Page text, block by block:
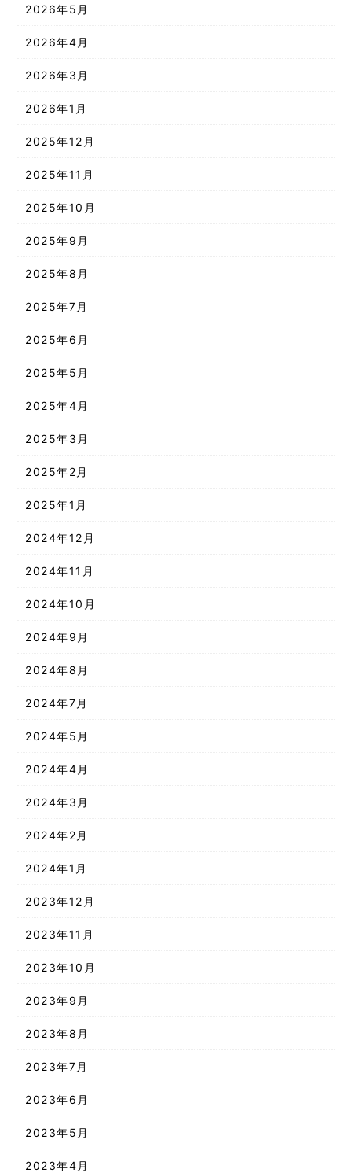
2026年5月
2026年4月
2026年3月
2026年1月
2025年12月
2025年11月
2025年10月
2025年9月
2025年8月
2025年7月
2025年6月
2025年5月
2025年4月
2025年3月
2025年2月
2025年1月
2024年12月
2024年11月
2024年10月
2024年9月
2024年8月
2024年7月
2024年5月
2024年4月
2024年3月
2024年2月
2024年1月
2023年12月
2023年11月
2023年10月
2023年9月
2023年8月
2023年7月
2023年6月
2023年5月
2023年4月